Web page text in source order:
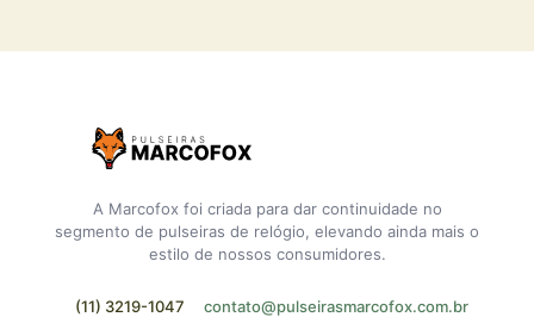
A Marcofox foi criada para dar continuidade no
segmento de pulseiras de relógio, elevando ainda mais o
estilo de nossos consumidores.
(11) 3219-1047 contato@pulseirasmarcofox.com.br